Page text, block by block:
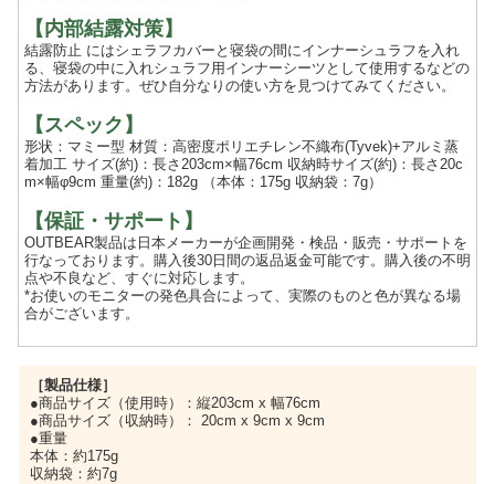
【内部結露対策】
結露防止 にはシェラフカバーと寝袋の間にインナーシュラフを入れ
る、寝袋の中に入れシュラフ用インナーシーツとして使用するなどの
方法があります。ぜひ自分なりの使い方を見つけてみてください。
【スペック】
形状：マミー型 材質：高密度ポリエチレン不織布(Tyvek︎)+アルミ蒸
着加工 サイズ(約)：長さ203cm×幅76cm 収納時サイズ(約)：長さ20c
m×幅φ9cm 重量(約)：182g （本体：175g 収納袋：7g）
【保証・サポート】
OUTBEAR製品は日本メーカーが企画開発・検品・販売・サポートを
行なっております。購入後30日間の返品返金可能です。購入後の不明
点や不良など、すぐに対応します。
*お使いのモニターの発色具合によって、実際のものと色が異なる場
合がございます。
［製品仕様］
●商品サイズ（使用時）：縦203cm x 幅76cm
●商品サイズ（収納時）： 20cm x 9cm x 9cm
●重量
本体：約175g
収納袋：約7g